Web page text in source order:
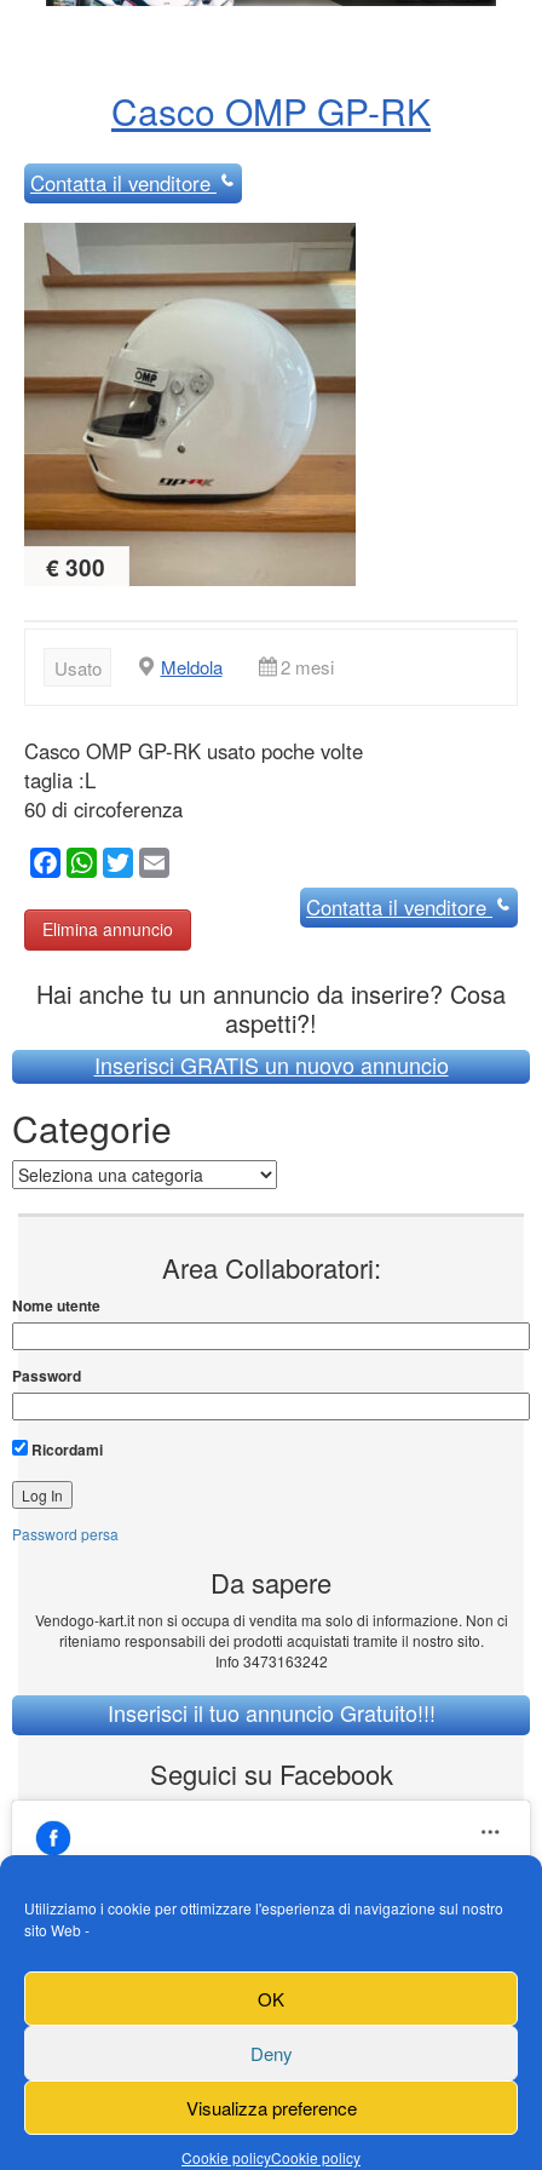
Utilizziamo i cookie per ottimizzare l'esperienza di navigazione sul nostro
sito Web -
OK
Deny
Visualizza preference
Cookie policyCookie policy
Casco OMP GP-RK
Contattail venditore
€ 300
Usato Meldola 2 mesi
Casco OMP GP-RK usato poche volte
taglia :L
60 di circoferenza
Facebook
WhatsApp
Twitter
Elimina annuncio
Contattail venditore
Hai anche tu un annuncio da inserire? Cosa
aspetti?!
Inserisci GRATIS un nuovo annuncio
Categorie
Categorie
Area Collaboratori:
Nome utente
Password
Ricordami
Password persa
Da sapere
Vendogo-kart.it non si occupa di vendita ma solo di informazione. Non ci
riteniamo responsabili dei prodotti acquistati tramite il nostro sito.
Info 3473163242
Inserisci il tuo annuncio Gratuito!!!
Seguici su Facebook
https://www.facebook.com/Vendogokartit/
Fai clic per accettare i cookie marketing e
abilitare questo contenuto